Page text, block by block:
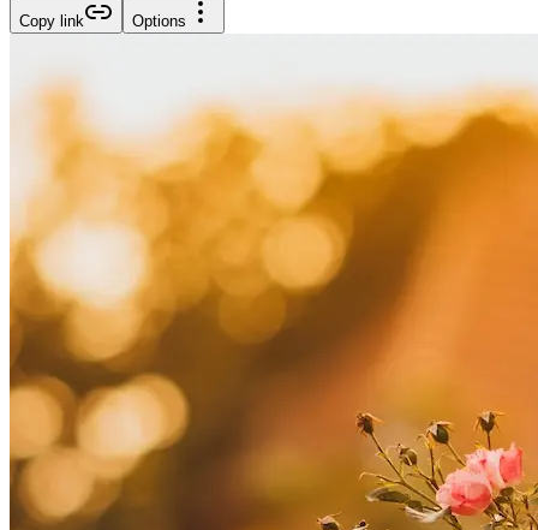
Copy link Options